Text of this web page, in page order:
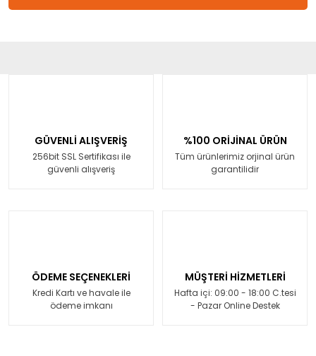
GÜVENLİ ALIŞVERİŞ
256bit SSL Sertifikası ile
güvenli alışveriş
%100 ORİJİNAL ÜRÜN
Tüm ürünlerimiz orjinal ürün
garantilidir
ÖDEME SEÇENEKLERİ
Kredi Kartı ve havale ile
ödeme imkanı
MÜŞTERİ HİZMETLERİ
Hafta içi: 09:00 - 18:00 C.tesi
- Pazar Online Destek